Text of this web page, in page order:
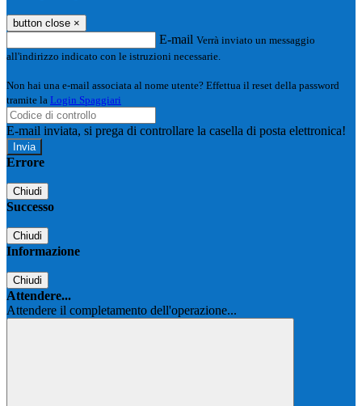
button close ×
E-mail Verrà inviato un messaggio
all'indirizzo indicato con le istruzioni necessarie.
Non hai una e-mail associata al nome utente? Effettua il reset della password
tramite la Login Spaggiari
E-mail inviata, si prega di controllare la casella di posta elettronica!
Errore
Chiudi
Successo
Chiudi
Informazione
Chiudi
Attendere...
Attendere il completamento dell'operazione...